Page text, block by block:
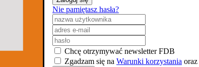
Nie pamiętasz hasła?
Chcę otrzymywać newsletter FDB
Zgadzam się na Warunki korzystania oraz